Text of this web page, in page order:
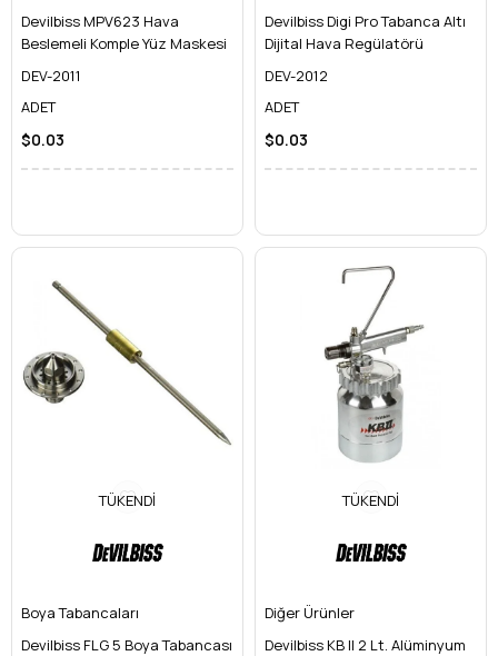
Devilbiss MPV623 Hava
Beslemeli Komple Yüz Maskesi
DEV-2011
ADET
$0.03
Devilbiss Digi Pro Tabanca Altı
Dijital Hava Regülatörü
DEV-2012
ADET
$0.03
TÜKENDI
Boya Tabancaları
Devilbiss FLG 5 Boya Tabancası
TÜKENDI
Diğer Ürünler
Devilbiss KB II 2 Lt. Alüminyum